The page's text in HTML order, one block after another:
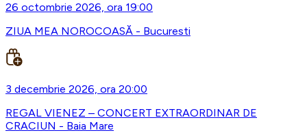
26 octombrie 2026, ora 19:00
ZIUA MEA NOROCOASĂ - Bucuresti
3 decembrie 2026, ora 20:00
REGAL VIENEZ – CONCERT EXTRAORDINAR DE
CRACIUN - Baia Mare